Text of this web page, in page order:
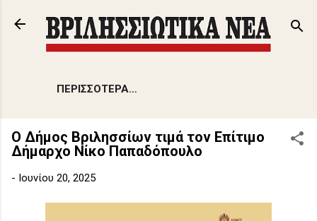
Μετάβαση στο κύριο περιεχόμενο
ΠΕΡΙΣΣΌΤΕΡΑ…
Ο Δήμος Βριλησσίων τιμά τον Επίτιμο
Δήμαρχο Νίκο Παπαδόπουλo
- Ιουνίου 20, 2025